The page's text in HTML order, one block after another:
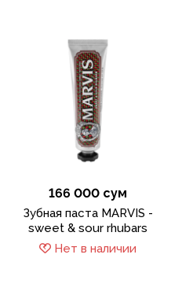
166 000 сум
Зубная паста MARVIS -
sweet & sour rhubars
Нет в наличии